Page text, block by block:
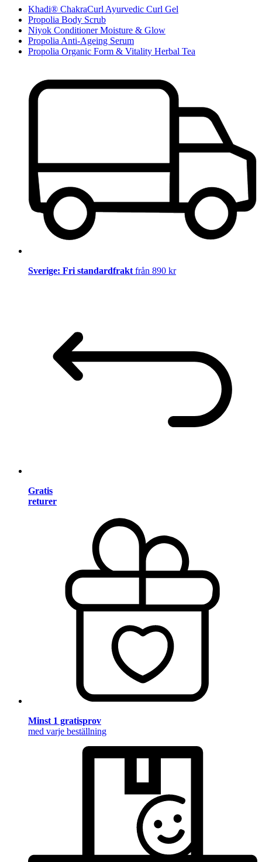
Khadi® ChakraCurl Ayurvedic Curl Gel
Propolia Body Scrub
Niyok Conditioner Moisture & Glow
Propolia Anti-Ageing Serum
Propolia Organic Form & Vitality Herbal Tea
Sverige: Fri standardfrakt från 890 kr
Gratis
returer
Minst 1 gratisprov
med varje beställning